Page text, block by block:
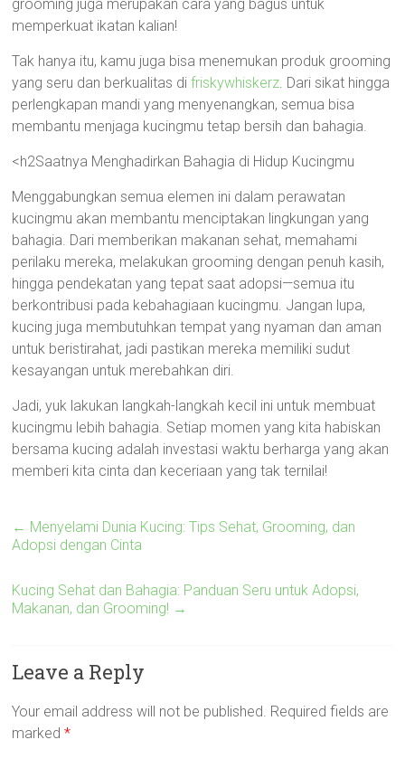
grooming juga merupakan cara yang bagus untuk
memperkuat ikatan kalian!
Tak hanya itu, kamu juga bisa menemukan produk grooming
yang seru dan berkualitas difriskywhiskerz. Dari sikat hingga
perlengkapan mandi yang menyenangkan, semua bisa
membantu menjaga kucingmu tetap bersih dan bahagia.
<h2Saatnya Menghadirkan Bahagia di Hidup Kucingmu
Menggabungkan semua elemen ini dalam perawatan
kucingmu akan membantu menciptakan lingkungan yang
bahagia. Dari memberikan makanan sehat, memahami
perilaku mereka, melakukan grooming dengan penuh kasih,
hingga pendekatan yang tepat saat adopsi—semua itu
berkontribusi pada kebahagiaan kucingmu. Jangan lupa,
kucing juga membutuhkan tempat yang nyaman dan aman
untuk beristirahat, jadi pastikan mereka memiliki sudut
kesayangan untuk merebahkan diri.
Jadi, yuk lakukan langkah-langkah kecil ini untuk membuat
kucingmu lebih bahagia. Setiap momen yang kita habiskan
bersama kucing adalah investasi waktu berharga yang akan
memberi kita cinta dan keceriaan yang tak ternilai!
← Menyelami Dunia Kucing: Tips Sehat, Grooming, dan
Adopsi dengan Cinta
Kucing Sehat dan Bahagia: Panduan Seru untuk Adopsi,
Makanan, dan Grooming! →
Leave a Reply
Your email address will not be published. Required fields are
marked*